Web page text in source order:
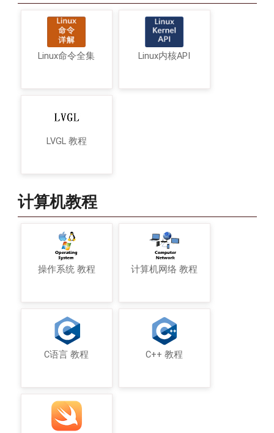
Linux命令全集 Linux内核API
LVGL 教程
计算机教程
操作系统 教程 计算机网络 教程
C语言 教程 C++ 教程